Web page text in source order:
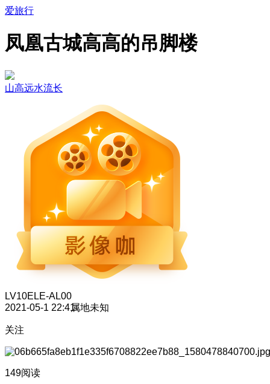
爱旅行
凤凰古城高高的吊脚楼
山高远水流长
LV10ELE-AL00
2021-05-1 22:41属地未知
关注
149阅读